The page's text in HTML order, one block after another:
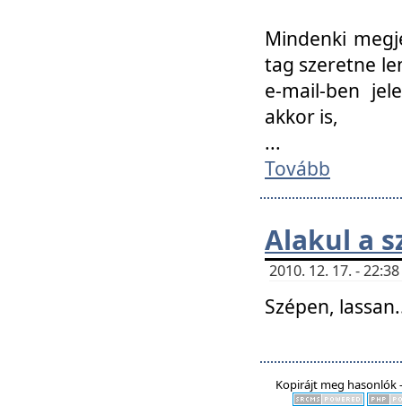
Mindenki
tag szeretne
e-mail-ben
akkor is,
...
Tovább
Alakul a
2010. 12. 17. -
Szépen,
Kopirájt meg hasonlók